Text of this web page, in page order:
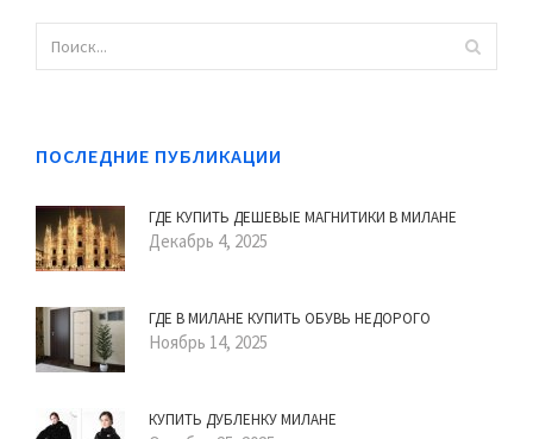
ПОСЛЕДНИЕ ПУБЛИКАЦИИ
ГДЕ КУПИТЬ ДЕШЕВЫЕ МАГНИТИКИ В МИЛАНЕ
Декабрь 4, 2025
ГДЕ В МИЛАНЕ КУПИТЬ ОБУВЬ НЕДОРОГО
Ноябрь 14, 2025
КУПИТЬ ДУБЛЕНКУ МИЛАНЕ